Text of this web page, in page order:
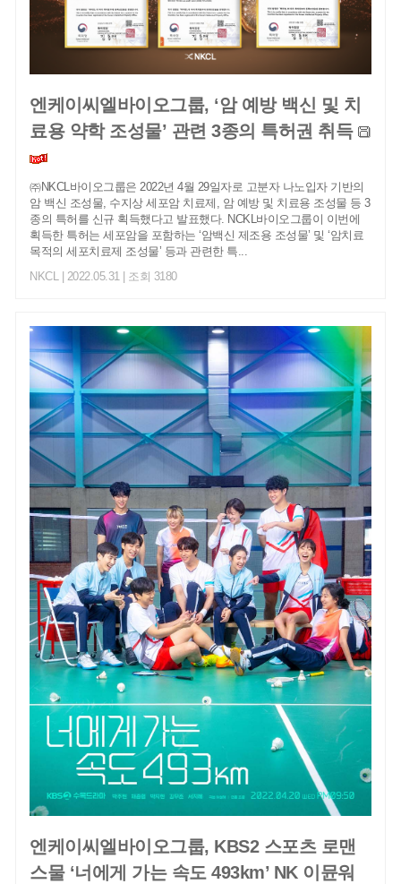
엔케이씨엘바이오그룹, ‘암 예방 백신 및 치
료용 약학 조성물’ 관련 3종의 특허권 취득
㈜NKCL바이오그룹은 2022년 4월 29일자로 고분자 나노입자 기반의
암 백신 조성물, 수지상 세포암 치료제, 암 예방 및 치료용 조성물 등 3
종의 특허를 신규 획득했다고 발표했다. NCKL바이오그룹이 이번에
획득한 특허는 세포암을 포함하는 ‘암백신 제조용 조성물’ 및 ‘암치료
목적의 세포치료제 조성물’ 등과 관련한 특...
NKCL | 2022.05.31 | 조회 3180
엔케이씨엘바이오그룹, KBS2 스포츠 로맨
스물 ‘너에게 가는 속도 493km’ NK 이뮨워